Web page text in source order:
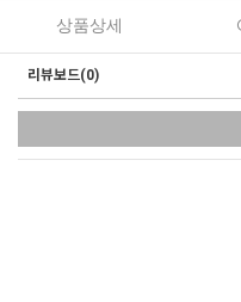
상품상세
리뷰보드(0)